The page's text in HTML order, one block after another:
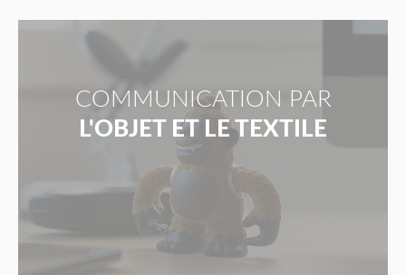
COMMUNICATION PAR
L'OBJET ET LE TEXTILE